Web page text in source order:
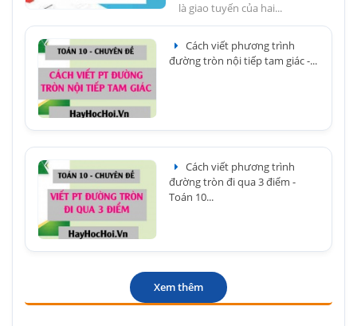
là giao tuyến của hai...
Cách viết phương trình
đường tròn nội tiếp tam giác -...
Cách viết phương trình
đường tròn đi qua 3 điểm -
Toán 10...
Xem thêm